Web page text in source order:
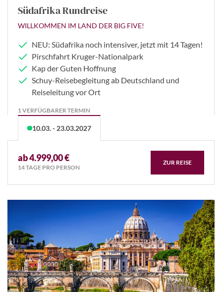
Südafrika Rundreise
WILLKOMMEN IM LAND DER BIG FIVE!
NEU: Südafrika noch intensiver, jetzt mit 14 Tagen!
Pirschfahrt Kruger-Nationalpark
Kap der Guten Hoffnung
Schuy-Reisebegleitung ab Deutschland und
Reiseleitung vor Ort
1 VERFÜGBARER TERMIN
10.03. - 23.03.2027
ab 4.999,00 €
14 TAGE PRO PERSON
ZUR REISE